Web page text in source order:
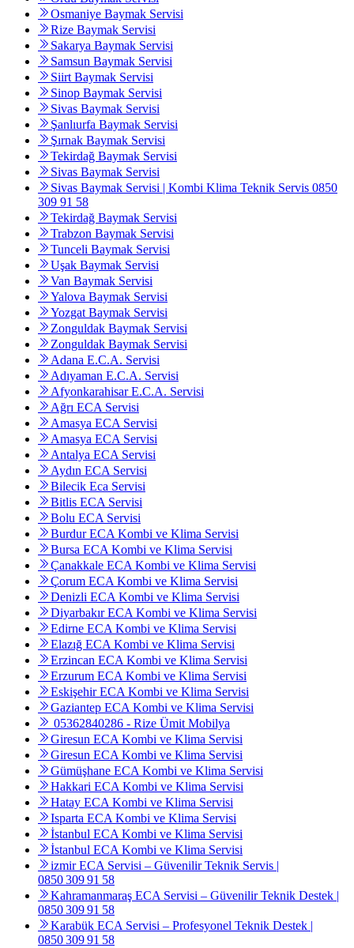
Osmaniye Baymak Servisi
Rize Baymak Servisi
Sakarya Baymak Servisi
Samsun Baymak Servisi
Siirt Baymak Servisi
Sinop Baymak Servisi
Sivas Baymak Servisi
Şanlıurfa Baymak Servisi
Şırnak Baymak Servisi
Tekirdağ Baymak Servisi
Sivas Baymak Servisi
Sivas Baymak Servisi | Kombi Klima Teknik Servis 0850
309 91 58
Tekirdağ Baymak Servisi
Trabzon Baymak Servisi
Tunceli Baymak Servisi
Uşak Baymak Servisi
Van Baymak Servisi
Yalova Baymak Servisi
Yozgat Baymak Servisi
Zonguldak Baymak Servisi
Zonguldak Baymak Servisi
Adana E.C.A. Servisi
Adıyaman E.C.A. Servisi
Afyonkarahisar E.C.A. Servisi
Ağrı ECA Servisi
Amasya ECA Servisi
Amasya ECA Servisi
Antalya ECA Servisi
Aydın ECA Servisi
Bilecik Eca Servisi
Bitlis ECA Servisi
Bolu ECA Servisi
Burdur ECA Kombi ve Klima Servisi
Bursa ECA Kombi ve Klima Servisi
Çanakkale ECA Kombi ve Klima Servisi
Çorum ECA Kombi ve Klima Servisi
Denizli ECA Kombi ve Klima Servisi
Diyarbakır ECA Kombi ve Klima Servisi
Edirne ECA Kombi ve Klima Servisi
Elazığ ECA Kombi ve Klima Servisi
Erzincan ECA Kombi ve Klima Servisi
Erzurum ECA Kombi ve Klima Servisi
Eskişehir ECA Kombi ve Klima Servisi
Gaziantep ECA Kombi ve Klima Servisi
05362840286 - Rize Ümit Mobilya
Giresun ECA Kombi ve Klima Servisi
Giresun ECA Kombi ve Klima Servisi
Gümüşhane ECA Kombi ve Klima Servisi
Hakkari ECA Kombi ve Klima Servisi
Hatay ECA Kombi ve Klima Servisi
Isparta ECA Kombi ve Klima Servisi
İstanbul ECA Kombi ve Klima Servisi
İstanbul ECA Kombi ve Klima Servisi
izmir ECA Servisi – Güvenilir Teknik Servis |
0850 309 91 58
Kahramanmaraş ECA Servisi – Güvenilir Teknik Destek |
0850 309 91 58
Karabük ECA Servisi – Profesyonel Teknik Destek |
0850 309 91 58